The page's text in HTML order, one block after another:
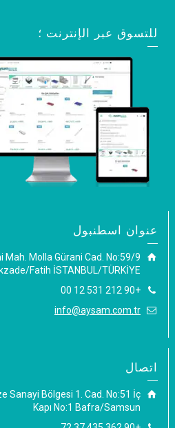
للتسوق عبر الإنترنت ؛
عنوان اسطنبول
Mah. Molla Gürani Cad. No:59/9
Fatih İSTANBUL/TÜRKİYE
+90 212 531 12 00
info@aysam.com.tr
اتصال
Sanayi Bölgesi 1. Cad. No:51 İç
Kapı No:1 Bafra/Samsun